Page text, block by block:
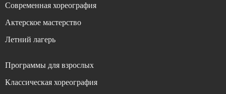
Современная хореография
Актерское мастерство
Летний лагерь
Программы для взрослых
Классическая хореография